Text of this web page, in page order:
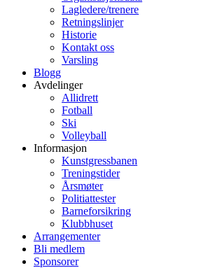
Lagledere/trenere
Retningslinjer
Historie
Kontakt oss
Varsling
Blogg
Avdelinger
Allidrett
Fotball
Ski
Volleyball
Informasjon
Kunstgressbanen
Treningstider
Årsmøter
Politiattester
Barneforsikring
Klubbhuset
Arrangementer
Bli medlem
Sponsorer